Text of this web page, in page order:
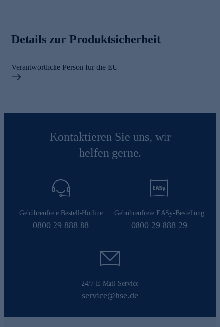
Details zur Produktsicherheit
Verantwortliche Person für die EU
Kontaktieren Sie uns, wir
helfen gerne.
Gebührenfreie Bestell-Hotline
0800 29 888 88
Gebührenfreie EASy-Bestellung
0800 29 888 29
24/7 E-Mail-Service
service@hse.de